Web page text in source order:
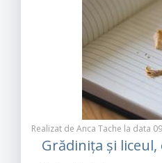
Realizat de Anca Tache la data
Grădinița și